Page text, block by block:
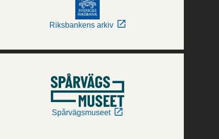
Riksbankens arkiv
Spårvägsmuseet